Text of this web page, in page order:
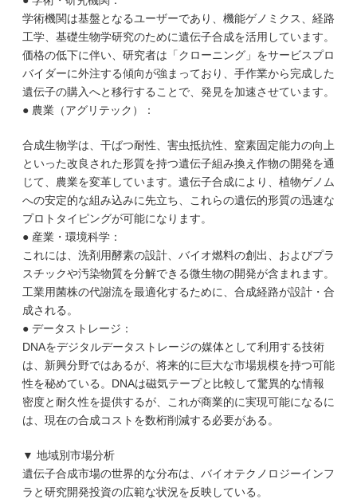
学術機関は基盤となるユーザーであり、機能ゲノミクス、経路
工学、基礎生物学研究のために遺伝子合成を活用しています。
価格の低下に伴い、研究者は「クローニング」をサービスプロ
バイダーに外注する傾向が強まっており、手作業から完成した
遺伝子の購入へと移行することで、発見を加速させています。
● 農業（アグリテック）：
合成生物学は、干ばつ耐性、害虫抵抗性、窒素固定能力の向上
といった改良された形質を持つ遺伝子組み換え作物の開発を通
じて、農業を変革しています。遺伝子合成により、植物ゲノム
への安定的な組み込みに先立ち、これらの遺伝的形質の迅速な
プロトタイピングが可能になります。
● 産業・環境科学：
これには、洗剤用酵素の設計、バイオ燃料の創出、およびプラ
スチックや汚染物質を分解できる微生物の開発が含まれます。
工業用菌株の代謝流を最適化するために、合成経路が設計・合
成される。
● データストレージ：
DNAをデジタルデータストレージの媒体として利用する技術
は、新興分野ではあるが、将来的に巨大な市場規模を持つ可能
性を秘めている。DNAは磁気テープと比較して驚異的な情報
密度と耐久性を提供するが、これが商業的に実現可能になるに
は、現在の合成コストを数桁削減する必要がある。
▼ 地域別市場分析
遺伝子合成市場の世界的な分布は、バイオテクノロジーインフ
ラと研究開発投資の広範な状況を反映している。